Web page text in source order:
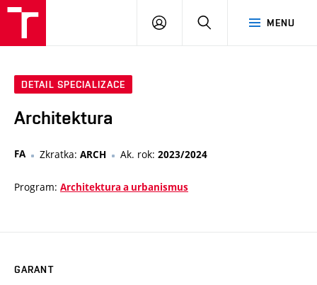
MENU
PŘIHLÁSIT
DETAIL SPECIALIZACE
Architektura
FA Zkratka: ARCH Ak. rok: 2023/2024
Program: Architektura a urbanismus
GARANT